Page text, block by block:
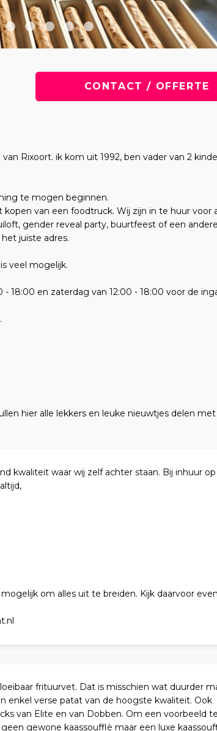
CONTACT / OFFERTE
Rixoort. ik kom uit 1992, ben vader van 2
te mogen beginnen.
van een foodtruck. Wij zijn in te huur voor
gender reveal party, buurtfeest of een
juiste adres.
veel mogelijk.
18:00 en zaterdag van 12:00 - 18:00 voor de
hier alle lekkers en leuke nieuwtjes delen met
kwaliteit waar wij zelf achter staan. Bij inhuur op
om alles uit te breiden. Kijk daarvoor
frituurvet. Dat is misschien wat duurder
enkel verse patat van de hoogste kwaliteit. Ook
van Elite en van Dobben. Om een voorbeeld te
gewone kaassoufflè maar een luxe